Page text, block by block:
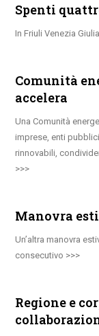
Spenti
In Friuli Venezia
Comunità
accelera
Una Comunità
imprese, enti
rinnovabili,
Manovra
Un’altra manovra
consecutivo
Regione e